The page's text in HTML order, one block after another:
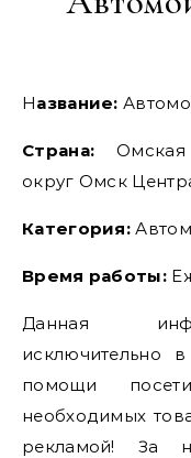
Название:
Страна: Омская
округ Омск
Категория:
Время работы:
Данная
исключительно
помощи
необходимых
рекламой! За